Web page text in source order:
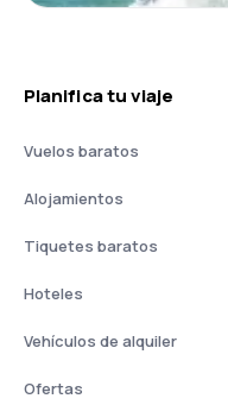
Planifica tu viaje
Vuelos baratos
Alojamientos
Tiquetes baratos
Hoteles
Vehículos de alquiler
Ofertas